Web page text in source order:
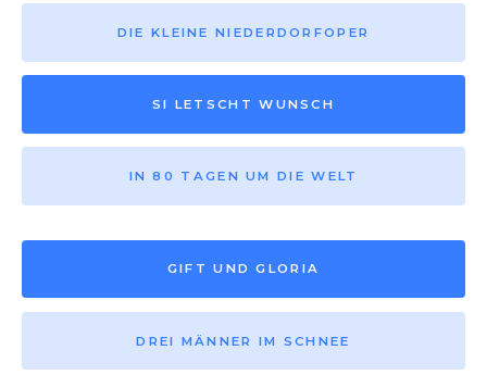
DIE KLEINE NIEDERDORFOPER
SI LETSCHT WUNSCH
IN 80 TAGEN UM DIE WELT
GIFT UND GLORIA
DREI MÄNNER IM SCHNEE